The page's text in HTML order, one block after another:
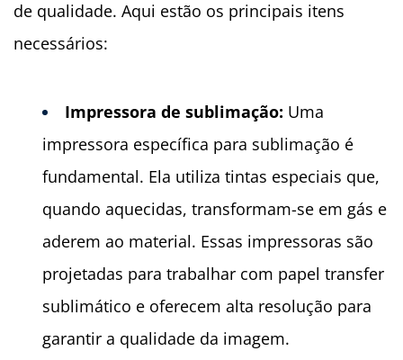
de qualidade. Aqui estão os principais itens
necessários:
Impressora de sublimação: Uma
impressora específica para sublimação é
fundamental. Ela utiliza tintas especiais que,
quando aquecidas, transformam-se em gás e
aderem ao material. Essas impressoras são
projetadas para trabalhar com papel transfer
sublimático e oferecem alta resolução para
garantir a qualidade da imagem.